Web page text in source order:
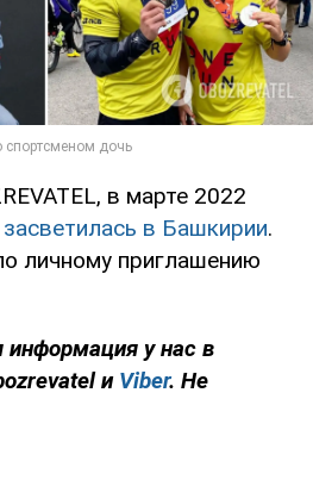
в марте 2022
засветилась в Башкирии.
личному приглашению
информация у нас в
и Viber. Не